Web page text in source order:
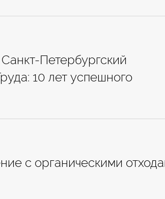
Петербургский
10 лет успешного
с органическими